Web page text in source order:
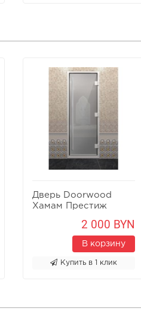
Дверь Doorwood
Хамам Престиж
2 000 BYN
В корзину
Купить в 1 клик